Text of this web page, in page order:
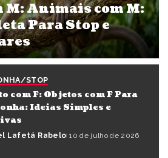
Animais com M:
Para Stop e
13 de julho de 2026
STOP
com F: Objetos com F Para
Ideias Simples e
Lafetá Rabelo 10 de julho de 2026